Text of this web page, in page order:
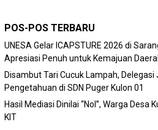
POS-POS TERBARU
‎UNESA Gelar ICAPSTURE 2026 di
Apresiasi Penuh untuk Kemajuan
Disambut Tari Cucuk Lampah, Delegasi
Pengetahuan di SDN Puger Kulon 01
Hasil Mediasi Dinilai “Nol”, Warga Desa
KIT